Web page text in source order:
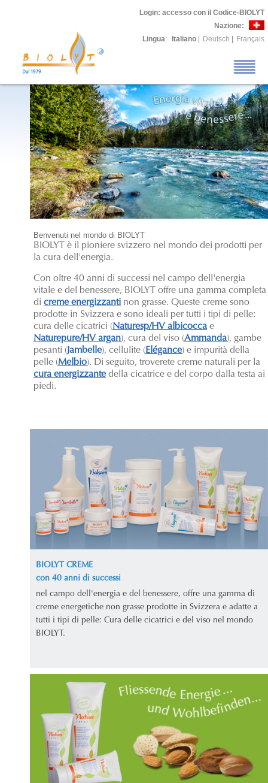
Login: accesso con il Codice-BIOLYT
Nazione:
Lingua: Italiano Deutsch Français
Benvenuti nel mondo di BIOLYT
BIOLYT è il pioniere svizzero nel mondo dei prodotti per
la cura dell'energia.
Con oltre 40 anni di successi nel campo dell'energia
vitale e del benessere, BIOLYT offre una gamma completa
di creme energizzanti non grasse. Queste creme sono
prodotte in Svizzera e sono ideali per tutti i tipi di pelle:
cura delle cicatrici (Naturesp/HV albicocca e
Naturepure/HV argan), cura del viso (Ammanda), gambe
pesanti (Jambelle), cellulite (Elégance) e impurità della
pelle (Melbio). Di seguito, troverete creme naturali per la
cura energizzantedella cicatrice e del corpo dalla testa ai
piedi.
BIOLYT CREME
con 40 anni di successi
nel campo dell'energia e del benessere, offre una gamma di
creme energetiche non grasse prodotte in Svizzera e adatte a
tutti i tipi di pelle: Cura delle cicatrici e del viso nel mondo
BIOLYT.